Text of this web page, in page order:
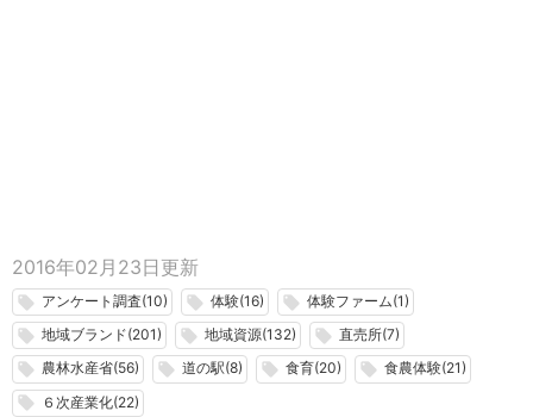
2016年02月23日 更新
local_offer アンケート調査(10) local_offer 体験(16) local_offer 体験ファーム(1)
local_offer 地域ブランド(201) local_offer 地域資源(132) local_offer 直売所(7)
local_offer 農林水産省(56) local_offer 道の駅(8) local_offer 食育(20) local_offer 食農体験(21)
local_offer ６次産業化(22)